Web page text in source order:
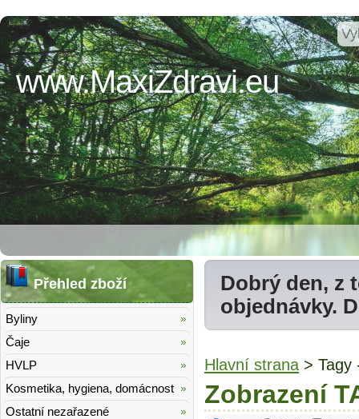
www.MaxiZdravi.eu
Dobrý den, z
objednávky.
Hlavní strana >
Zobrazení
Přehled zboží
Byliny
Čaje
HVLP
Kosmetika, hygiena, domácnost
Ostatní nezařazené